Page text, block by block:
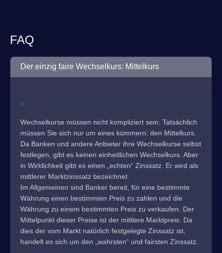
FAQ
Der einzig faire Wechselkurs: Mittelkurs
Wechselkurse müssen nicht kompliziert sein. Tatsächlich
müssen Sie sich nur um eines kümmern: den Mittelkurs.
Da Banken und andere Anbieter ihre Wechselkurse selbst
festlegen, gibt es keinen einheitlichen Wechselkurs. Aber
in Wirklichkeit gibt es einen „echten“ Zinssatz. Er wird als
mittlerer Marktzinssatz bezeichnet.
Im Allgemeinen sind Banker bereit, für eine bestimmte
Währung einen bestimmten Preis zu zahlen und die
Währung zu einem bestimmten Preis zu verkaufen. Der
Mittelpunkt dieser Preise ist der mittlere Marktpreis. Da
dies der vom Markt natürlich festgelegte Zinssatz ist,
handelt es sich um den „wahrsten“ und fairsten Zinssatz.